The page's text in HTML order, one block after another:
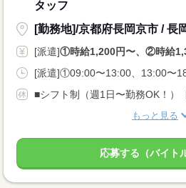
タッフ
[勤務地]/京都府長岡京市 / 長
[派遣]①時給1,200円〜、②時給
もっと見る
応募する（バイト